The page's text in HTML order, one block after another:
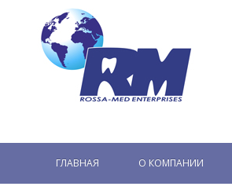
ГЛАВНАЯ О КОМПАНИИ